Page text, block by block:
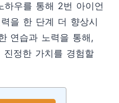
하우를 통해 2번 아이언
을 한 단계 더 향상시
연습과 노력을 통해,
진정한 가치를 경험할